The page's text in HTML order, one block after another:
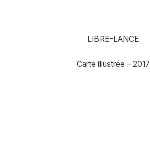
LIBRE-LANCE
Carte illustrée – 2017